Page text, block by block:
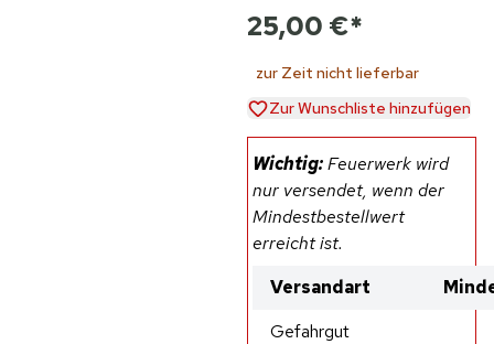
25,00 €*
zur Zeit nicht lieferbar
Zur Wunschliste hinzufügen
Wichtig:Feuerwerk wird
nur versendet, wenn der
Mindestbestellwert
erreicht ist.
Versandart
Gefahrgut